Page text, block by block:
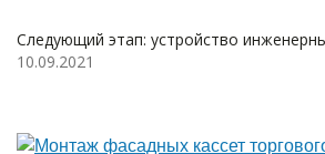
Следующий этап: устройство
10.09.2021